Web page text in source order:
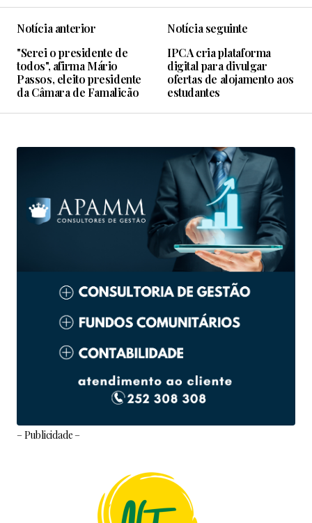
Notícia anterior
"Serei o presidente de
todos", afirma Mário
Passos, eleito presidente
da Câmara de Famalicão
Notícia seguinte
IPCA cria plataforma
digital para divulgar
ofertas de alojamento aos
estudantes
– Publicidade –